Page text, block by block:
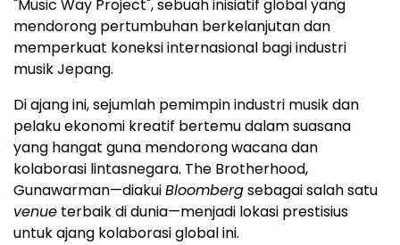
"Music Way Project", sebuah inisiatif global yang
mendorong pertumbuhan berkelanjutan dan
memperkuat koneksi internasional bagi industri
musik Jepang.
Di ajang ini, sejumlah pemimpin industri musik dan
pelaku ekonomi kreatif bertemu dalam suasana
yang hangat guna mendorong wacana dan
kolaborasi lintasnegara. The Brotherhood,
Gunawarman—diakuiBloombergsebagai salah satu
venue terbaik di dunia—menjadi lokasi prestisius
untuk ajang kolaborasi global ini.